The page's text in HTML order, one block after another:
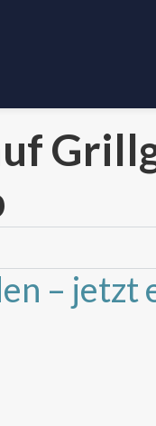
– jetzt